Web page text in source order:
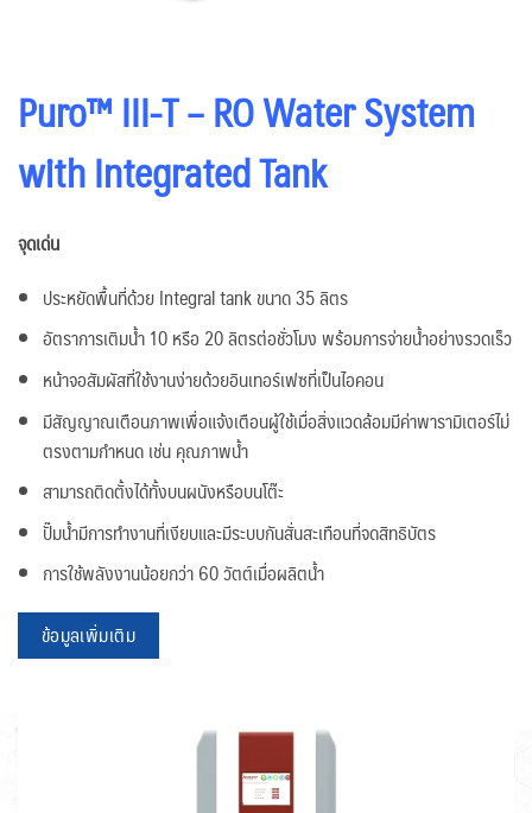
Puro™ III-T – RO Water System
with Integrated Tank
จุดเด่น
ประหยัดพื้นที่ด้วย Integral tank ขนาด 35 ลิตร
อัตราการเติมน้ำ 10 หรือ 20 ลิตรต่อชั่วโมง พร้อมการจ่ายน้ำอย่างรวดเร็ว
หน้าจอสัมผัสที่ใช้งานง่ายด้วยอินเทอร์เฟซที่เป็นไอคอน
มีสัญญาณเตือนภาพเพื่อแจ้งเตือนผู้ใช้เมื่อสิ่งแวดล้อมมีค่าพารามิเตอร์ไม่
ตรงตามกำหนด เช่น คุณภาพน้ำ
สามารถติดตั้งได้ทั้งบนผนังหรือบนโต๊ะ
ปั๊มน้ำมีการทำงานที่เงียบและมีระบบกันสั่นสะเทือนที่จดสิทธิบัตร
การใช้พลังงานน้อยกว่า 60 วัตต์เมื่อผลิตน้ำ
ข้อมูลเพิ่มเติม